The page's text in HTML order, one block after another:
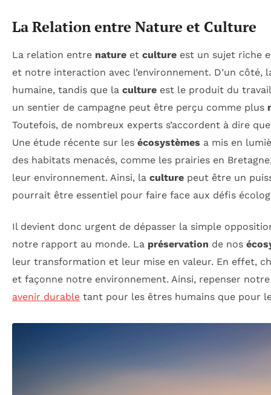
La Relation entre Nature et Culture
La relation entre nature et culture est un sujet riche
et notre interaction avec l’environnement. D’un côté,
humaine, tandis que la culture est le produit du
un sentier de campagne peut être perçu comme plus
Toutefois, de nombreux experts s’accordent à dire
Une étude récente sur les écosystèmes a mis en
des habitats menacés, comme les prairies en
leur environnement. Ainsi, la culture peut être un
pourrait être essentiel pour faire face aux défis
Il devient donc urgent de dépasser la simple
notre rapport au monde. La préservation de nos
leur transformation et leur mise en valeur. En effet,
et façonne notre environnement. Ainsi, repenser
avenir durable tant pour les êtres humains que pour